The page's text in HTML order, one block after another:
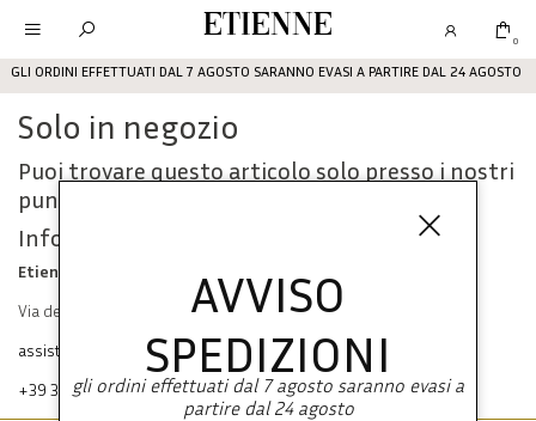
GLI ORDINI EFFETTUATI DAL 7 AGOSTO SARANNO EVASI A PARTIRE DAL 24 AGOSTO
Etienne 0
Solo in negozio
Puoi trovare questo articolo solo presso i nostri
punti vendita:
Info contatti
Etienne srl
Via dei Mille, 47 80121 Napoli
assistenza@etienneabbigliamento.com
+39 333 574 1398
AVVISO
SPEDIZIONI
gli ordini effettuati dal 7 agosto saranno evasi a
partire dal 24 agosto